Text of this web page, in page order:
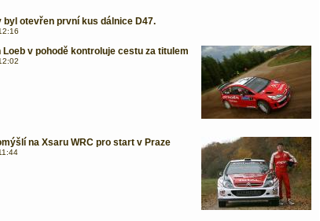
byl otevřen první kus dálnice D47.
Loeb v pohodě kontroluje cestu za titulem
na Xsaru WRC pro start v Praze